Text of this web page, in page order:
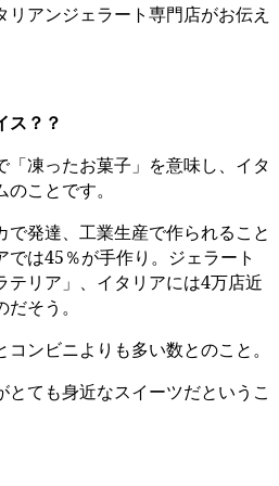
アンジェラート専門店がお伝え
ス？？
「凍ったお菓子」を意味し、イタ
ことです。
で発達、工業生産で作られること
は45％が手作り。ジェラート
テリア」、イタリアには4万店近
そう。
ンビニよりも多い数とのこと。
とても身近なスイーツだというこ